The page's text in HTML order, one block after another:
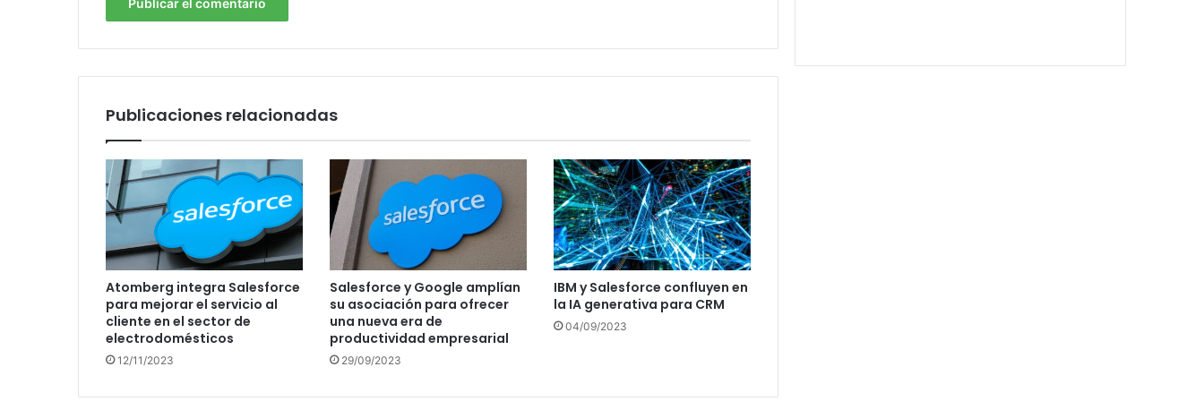
Publicaciones relacionadas
Atomberg integra Salesforce
para mejorar el servicio al
cliente en el sector de
electrodomésticos
12/11/2023
Salesforce y Google amplían
su asociación para ofrecer
una nueva era de
productividad empresarial
29/09/2023
IBM y Salesforce confluyen en
la IA generativa para CRM
04/09/2023